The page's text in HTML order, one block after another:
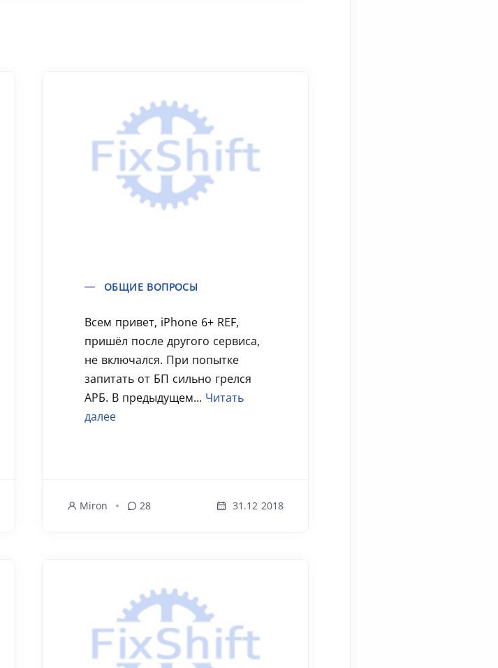
ОБЩИЕ ВОПРОСЫ
Всем привет, iPhone 6+ REF,
пришёл после другого сервиса,
не включался. При попытке
запитать от БП сильно грелся
АРБ. В предыдущем... Читать
далее
Miron 28 31.12 2018